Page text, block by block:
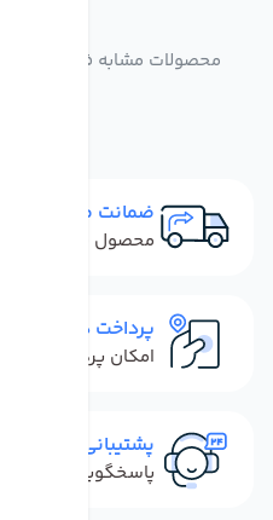
ضمانت مرجوعی
محصول نباید آسیب
پرداخت در محل
امکان پرداخت کل
پشتیبانی سریع
پاسخگویی سریع به